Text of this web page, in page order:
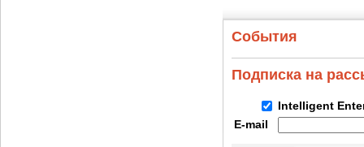
События
Подписка на
Intelligent
E-mail